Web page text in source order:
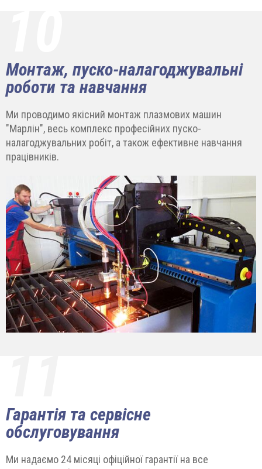
Монтаж, пуско-налагоджувальні
роботи та навчання
Ми проводимо якісний монтаж плазмових машин
"Марлін", весь комплекс професійних пуско-
налагоджувальних робіт, а також ефективне навчання
працівників.
Гарантія та сервісне
обслуговування
Ми надаємо 24 місяці офіційної гарантії на все